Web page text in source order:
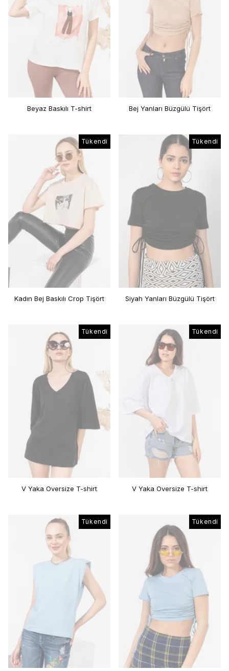
Beyaz Baskılı T-shirt Bej Yanları Büzgülü Tişört
Tükendi
Kadın Bej Baskılı Crop Tişört
Tükendi
Siyah Yanları Büzgülü Tişört
Tükendi
V Yaka Oversize T-shirt
Tükendi
V Yaka Oversize T-shirt
Tükendi Tükendi